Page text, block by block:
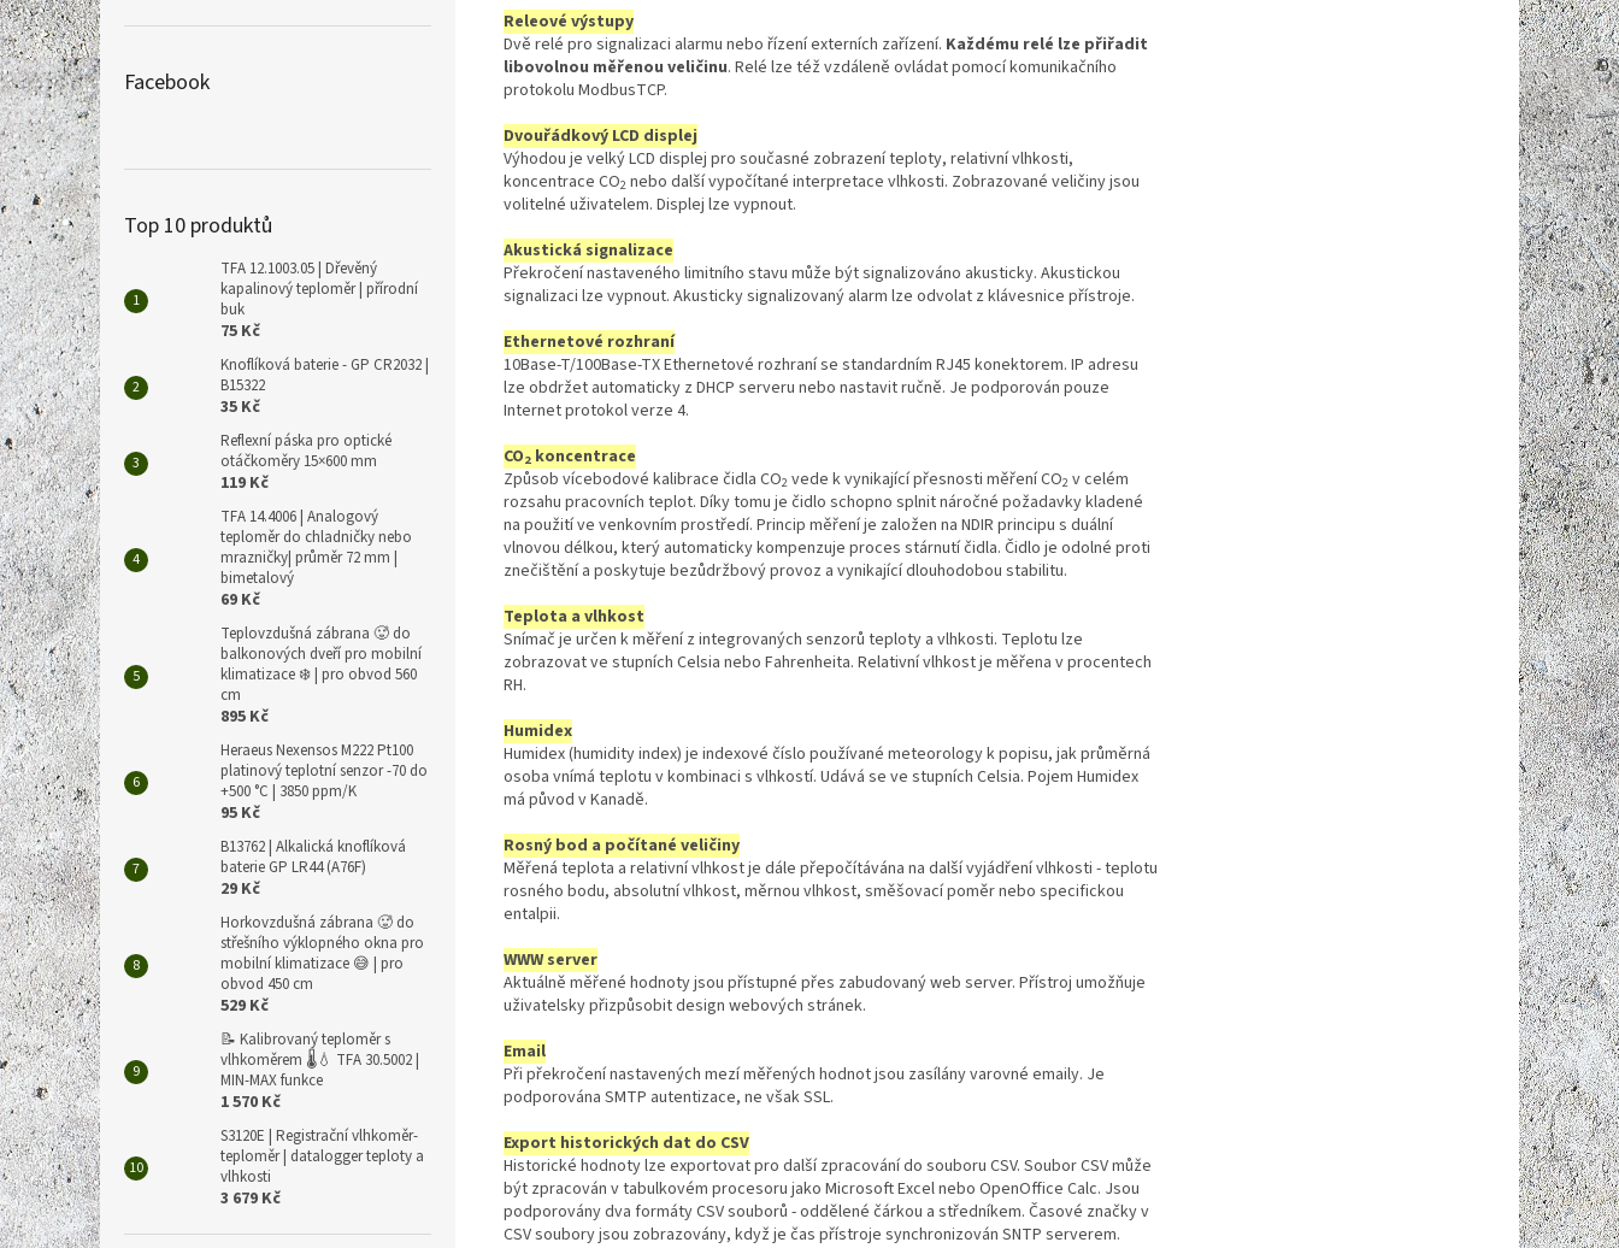
Facebook
Top 10 produktů
TFA 12.1003.05 | Dřevěný
kapalinový teploměr | přírodní
buk
75 Kč
Knoflíková baterie - GP CR2032 |
B15322
35 Kč
Reflexní páska pro optické
otáčkoměry 15×600 mm
119 Kč
TFA 14.4006 | Analogový
teploměr do chladničky nebo
mrazničky| průměr 72 mm |
bimetalový
69 Kč
Teplovzdušná zábrana 🥵 do
balkonových dveří pro mobilní
klimatizace ❄️ | pro obvod 560
cm
895 Kč
Heraeus Nexensos M222 Pt100
platinový teplotní senzor -70 do
+500 °C | 3850 ppm/K
95 Kč
B13762 | Alkalická knoflíková
baterie GP LR44 (A76F)
29 Kč
Horkovzdušná zábrana 🥵 do
střešního výklopného okna pro
mobilní klimatizace 😅 | pro
obvod 450 cm
529 Kč
📝 Kalibrovaný teploměr s
vlhkoměrem 🌡️💧 TFA 30.5002 |
MIN-MAX funkce
1 570 Kč
S3120E | Registrační vlhkoměr-
teploměr | datalogger teploty a
vlhkosti
3 679 Kč
Releové výstupy
Dvě relé pro signalizaci alarmu nebo řízení externích zařízení. Každému relé lze přiřadit
libovolnou měřenou veličinu. Relé lze též vzdáleně ovládat pomocí komunikačního
protokolu ModbusTCP.
Dvouřádkový LCD displej
Výhodou je velký LCD displej pro současné zobrazení teploty, relativní vlhkosti,
koncentrace CO2 nebo další vypočítané interpretace vlhkosti. Zobrazované veličiny jsou
volitelné uživatelem. Displej lze vypnout.
Akustická signalizace
Překročení nastaveného limitního stavu může být signalizováno akusticky. Akustickou
signalizaci lze vypnout. Akusticky signalizovaný alarm lze odvolat z klávesnice přístroje.
Ethernetové rozhraní
10Base-T/100Base-TX Ethernetové rozhraní se standardním RJ45 konektorem. IP adresu
lze obdržet automaticky z DHCP serveru nebo nastavit ručně. Je podporován pouze
Internet protokol verze 4.
CO2 koncentrace
Způsob vícebodové kalibrace čidla CO2 vede k vynikající přesnosti měření CO2 v celém
rozsahu pracovních teplot. Díky tomu je čidlo schopno splnit náročné požadavky kladené
na použití ve venkovním prostředí. Princip měření je založen na NDIR principu s duální
vlnovou délkou, který automaticky kompenzuje proces stárnutí čidla. Čidlo je odolné proti
znečištění a poskytuje bezůdržbový provoz a vynikající dlouhodobou stabilitu.
Teplota a vlhkost
Snímač je určen k měření z integrovaných senzorů teploty a vlhkosti. Teplotu lze
zobrazovat ve stupních Celsia nebo Fahrenheita. Relativní vlhkost je měřena v procentech
RH.
Humidex
Humidex (humidity index) je indexové číslo používané meteorology k popisu, jak průměrná
osoba vnímá teplotu v kombinaci s vlhkostí. Udává se ve stupních Celsia. Pojem Humidex
má původ v Kanadě.
Rosný bod a počítané veličiny
Měřená teplota a relativní vlhkost je dále přepočítávána na další vyjádření vlhkosti - teplotu
rosného bodu, absolutní vlhkost, měrnou vlhkost, směšovací poměr nebo specifickou
entalpii.
WWW server
Aktuálně měřené hodnoty jsou přístupné přes zabudovaný web server. Přístroj umožňuje
uživatelsky přizpůsobit design webových stránek.
Email
Při překročení nastavených mezí měřených hodnot jsou zasílány varovné emaily. Je
podporována SMTP autentizace, ne však SSL.
Export historických dat do CSV
Historické hodnoty lze exportovat pro další zpracování do souboru CSV. Soubor CSV může
být zpracován v tabulkovém procesoru jako Microsoft Excel nebo OpenOffice Calc. Jsou
podporovány dva formáty CSV souborů - oddělené čárkou a středníkem. Časové značky v
CSV soubory jsou zobrazovány, když je čas přístroje synchronizován SNTP serverem.